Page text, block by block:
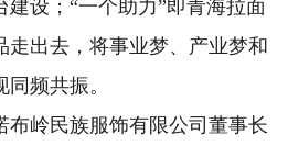
设；“一个助力”即青海拉面
走出去，将事业梦、产业梦和
频共振。
岭民族服饰有限公司董事长